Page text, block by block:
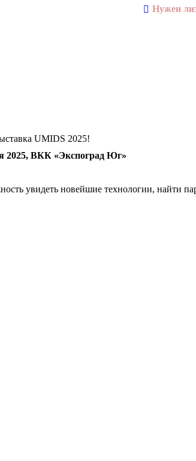
Нужен
UMIDS 2025!
2025, ВКК «Экспоград Юг»
увидеть новейшие технологии, найти